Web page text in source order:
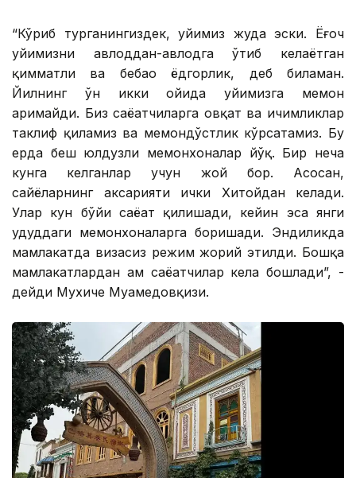
“Кўриб турганингиздек, уйимиз жуда эски. Ёғоч
уйимизни авлоддан-авлодга ўтиб келаётган
қимматли ва бебаҳо ёдгорлик, деб биламан.
Йилнинг ўн икки ойида уйимизга меҳмон
аримайди. Биз саёҳатчиларга овқат ва ичимликлар
таклиф қиламиз ва меҳмондўстлик кўрсатамиз. Бу
ерда беш юлдузли меҳмонхоналар йўқ. Бир неча
кунга келганлар учун жой бор. Асосан,
сайёҳларнинг аксарияти ички Хитойдан келади.
Улар кун бўйи саёҳат қилишади, кейин эса янги
ҳудуддаги меҳмонхоналарга боришади. Эндиликда
мамлакатда визасиз режим жорий этилди. Бошқа
мамлакатлардан ҳам саёҳатчилар кела бошлади”, -
дейди Мухиче Муҳамедовқизи.